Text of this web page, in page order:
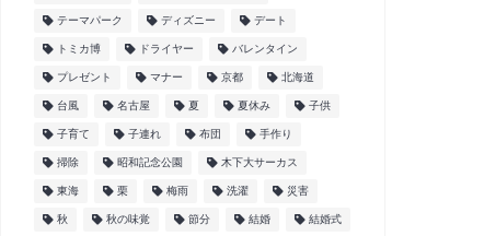
テーマパーク ディズニー デート
トミカ博 ドライヤー バレンタイン
プレゼント マナー 京都 北海道
台風 名古屋 夏 夏休み 子供
子育て 子連れ 布団 手作り
掃除 昭和記念公園 木下大サーカス
東海 栗 梅雨 洗濯 災害
秋 秋の味覚 節分 結婚 結婚式